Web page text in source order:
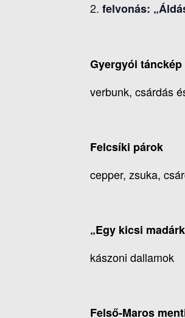
felvonás:
Gyergyói tánckép
verbunk, csárdás
Felcsíki párok
cepper, zsuka,
„Egy kicsi
kászoni dallamok
Felső-Maros